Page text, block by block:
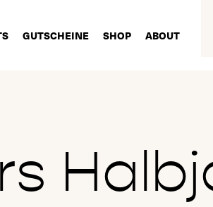
GUTSCHEINE SHOP ABOUT